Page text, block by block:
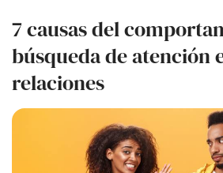
7 causas del
búsqueda de atención
relaciones